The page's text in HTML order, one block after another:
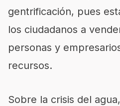
gentrificación, pues
los ciudadanos a
personas y
recursos.
Sobre la crisis del